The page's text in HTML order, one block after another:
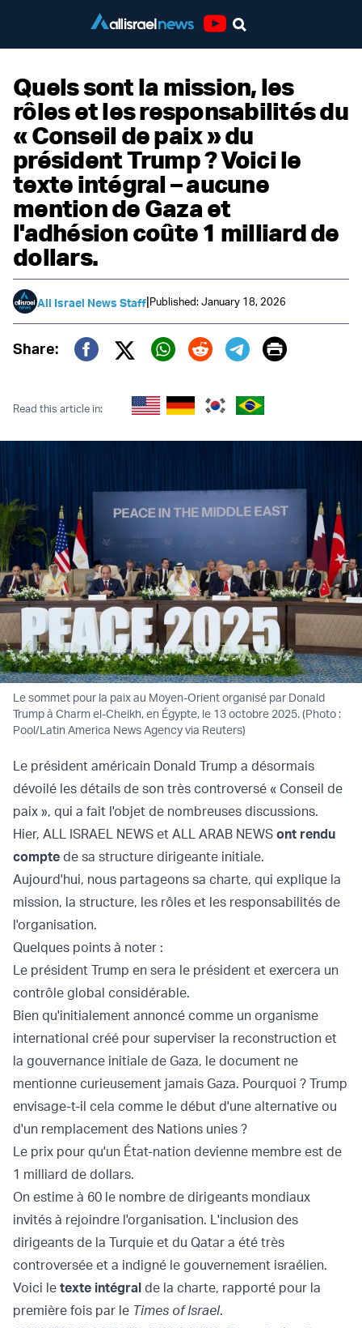
Quels sont la mission, les
rôles et les responsabilités du
« Conseil de paix » du
président Trump ? Voici le
texte intégral – aucune
mention de Gaza et
l'adhésion coûte 1 milliard de
dollars.
All Israel News Staff|Published: January 18, 2026
Share:
Twitter (X)
Print
Read this article in:
Le sommet pour la paix au Moyen-Orient organisé par Donald
Trump à Charm el-Cheikh, en Égypte, le 13 octobre 2025. (Photo :
Pool/Latin America News Agency via Reuters)
Le président américain Donald Trump a désormais
dévoilé les détails de son très controversé « Conseil de
paix », qui a fait l'objet de nombreuses discussions.
Hier, ALL ISRAEL NEWS et ALL ARAB NEWS ont rendu
compte de sa structure dirigeante initiale.
Aujourd'hui, nous partageons sa charte, qui explique la
mission, la structure, les rôles et les responsabilités de
l'organisation.
Quelques points à noter :
Le président Trump en sera le président et exercera un
contrôle global considérable.
Bien qu'initialement annoncé comme un organisme
international créé pour superviser la reconstruction et
la gouvernance initiale de Gaza, le document ne
mentionne curieusement jamais Gaza. Pourquoi ? Trump
envisage-t-il cela comme le début d'une alternative ou
d'un remplacement des Nations unies ?
Le prix pour qu'un État-nation devienne membre est de
1 milliard de dollars.
On estime à 60 le nombre de dirigeants mondiaux
invités à rejoindre l'organisation. L'inclusion des
dirigeants de la Turquie et du Qatar a été très
controversée et a indigné le gouvernement israélien.
Voici le texte intégral de la charte, rapporté pour la
première fois par le Times of Israel.